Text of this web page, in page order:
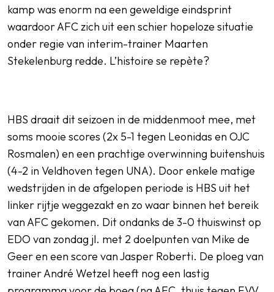
kamp was enorm na een geweldige eindsprint
waardoor AFC zich uit een schier hopeloze situatie
onder regie van interim-trainer Maarten
Stekelenburg redde. L’histoire se repète?
HBS draait dit seizoen in de middenmoot mee, met
soms mooie scores (2x 5-1 tegen Leonidas en OJC
Rosmalen) en een prachtige overwinning buitenshuis
(4-2 in Veldhoven tegen UNA). Door enkele matige
wedstrijden in de afgelopen periode is HBS uit het
linker rijtje weggezakt en zo waar binnen het bereik
van AFC gekomen. Dit ondanks de 3-0 thuiswinst op
EDO van zondag jl. met 2 doelpunten van Mike de
Geer en een score van Jasper Roberti. De ploeg van
trainer André Wetzel heeft nog een lastig